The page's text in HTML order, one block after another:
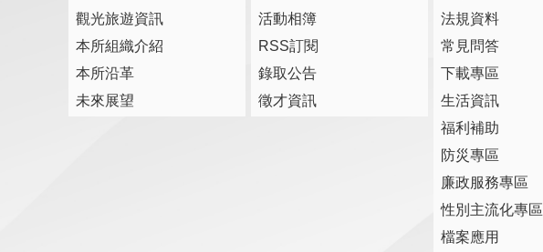
觀光旅遊資訊
本所組織介紹
本所沿革
未來展望
活動相簿
RSS訂閱
錄取公告
徵才資訊
法規資料
常見問答
下載專區
生活資訊
福利補助
防災專區
廉政服務專區
性別主流化專區
檔案應用